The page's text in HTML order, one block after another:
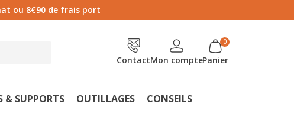
ou 8€90 de frais port
ContactMon comptePanier
& SUPPORTS OUTILLAGES CONSEILS